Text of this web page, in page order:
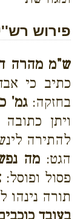
פירוש
ש"מ מהרה
כתיב כי
בחזקה:גמ'
ויתן
להתירה
הגט: מה
פסול ופוסל:
תורה נינהו